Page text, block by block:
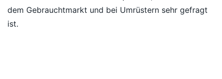
dem Gebrauchtmarkt und bei Umrüstern sehr gefragt
ist.